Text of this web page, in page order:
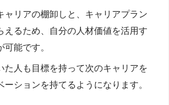
ャリアの棚卸しと、キャリアプラン
えるため、自分の人材価値を活用す
能です。
た人も目標を持って次のキャリアを
ションを持てるようになります。